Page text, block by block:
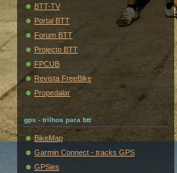
BTT-TV
Portal BTT
Forum BTT
Projecto BTT
FPCUB
Revista FreeBike
Propedalar
gps - trilhos para btt
BikeMap
Garmin Connect - tracks GPS
GPSies